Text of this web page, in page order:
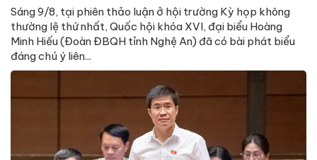
Sáng 9/8, tại phiên thảo luận ở hội trường Kỳ họp không
thường lệ thứ nhất, Quốc hội khóa XVI, đại biểu Hoàng
Minh Hiếu (Đoàn ĐBQH tỉnh Nghệ An) đã có bài phát biểu
đáng chú ý liên...